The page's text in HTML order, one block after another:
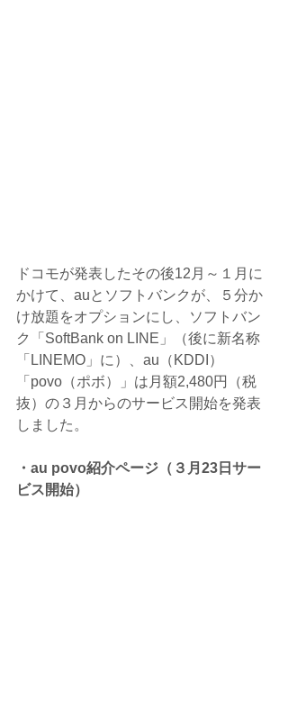
ドコモが発表したその後12月～１月に
かけて、auとソフトバンクが、５分か
け放題をオプションにし、ソフトバン
ク「SoftBank on LINE」（後に新名称
「LINEMO」に）、au（KDDI）
「povo（ポボ）」は月額2,480円（税
抜）の３月からのサービス開始を発表
しました。
・au povo紹介ページ（３月23日サー
ビス開始）